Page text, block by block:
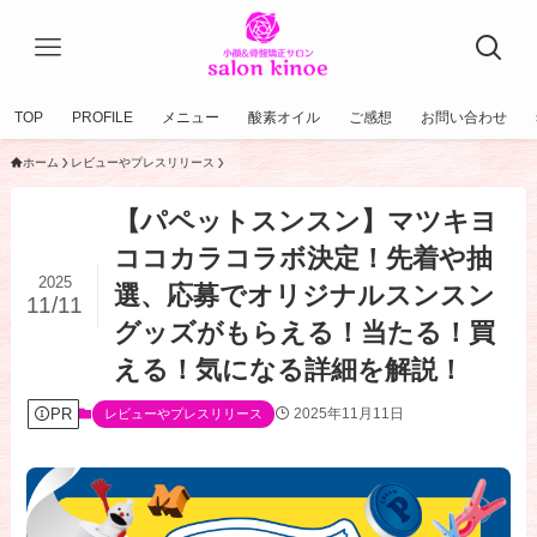
TOP PROFILE メニュー 酸素オイル ご感想 お問い合わせ
ホーム レビューやプレスリリース
【パペットスンスン】マツキヨ
ココカラコラボ決定！先着や抽
選、応募でオリジナルスンスン
グッズがもらえる！当たる！買
える！気になる詳細を解説！
2025
11/11
PR レビューやプレスリリース 2025年11月11日